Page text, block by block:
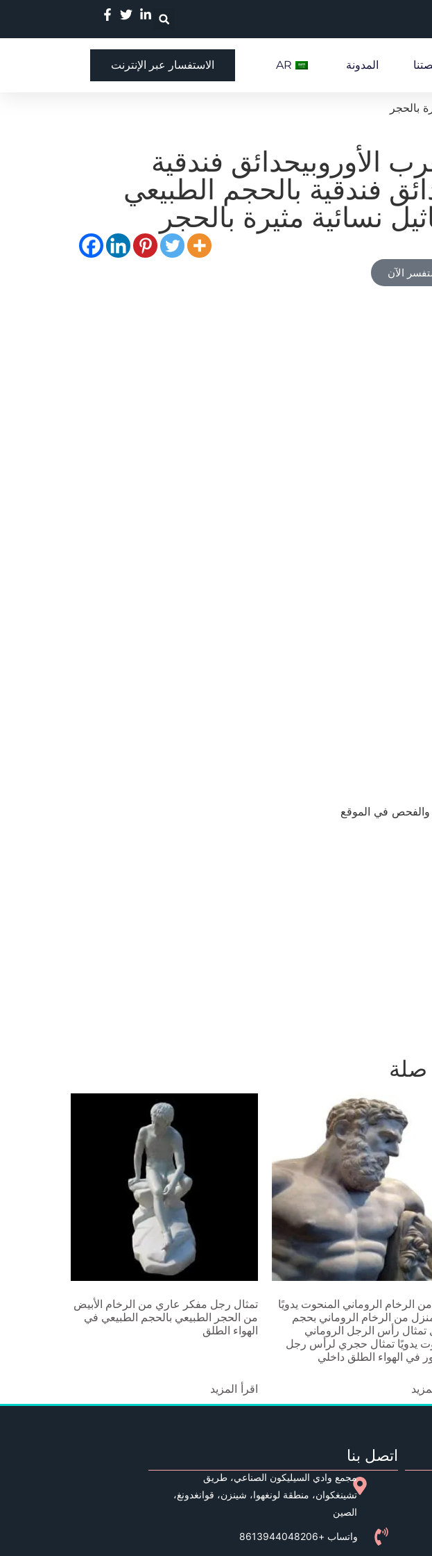
المدونة AR الاستفسار عبر الإنترنت
بالحجر
الأوروبيحدائق فندقية
فندقية بالحجم الطبيعي
نسائية مثيرة بالحجر
الآن
والفحص في الموقع
صلة
الرخام الروماني المنحوت يدويًا
من الرخام الروماني بحجم
تمثال رأس الرجل الروماني
يدويًا تمثال حجري لرأس رجل
في الهواء الطلق داخلي
تمثال رجل مفكر عاري من الرخام الأبيض
من الحجر الطبيعي بالحجم الطبيعي في
الهواء الطلق
اقرأ المزيد
اتصل بنا
مجمع وادي السيليكون الصناعي، طريق
تشينغكوان، منطقة لونغهوا، شينزن، قوانغدونغ،
الصين
واتساب +8613944048206